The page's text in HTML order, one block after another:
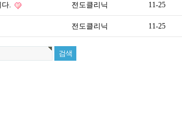
. 전도클리닉 11-25
전도클리닉 11-25